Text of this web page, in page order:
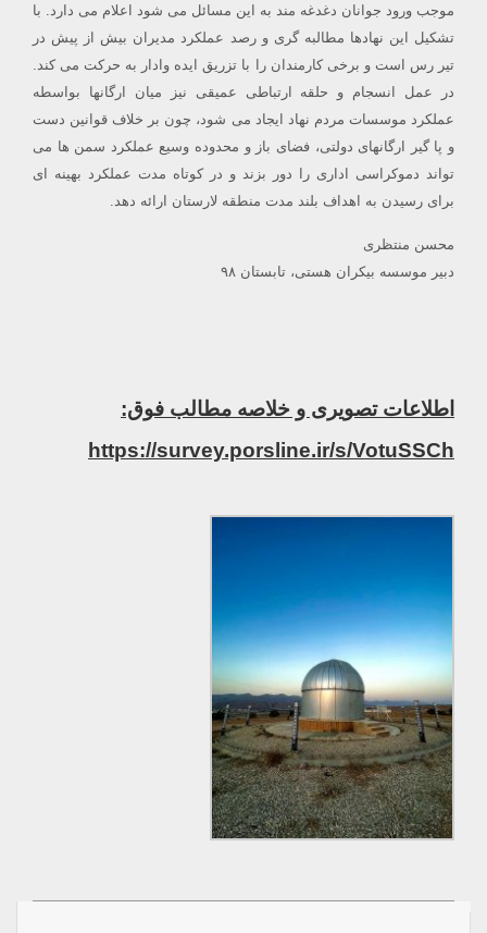
موجب ورود جوانان دغدغه مند به این مسائل می شود اعلام می دارد. با
تشکیل این نهادها مطالبه گری و رصد عملکرد مدیران بیش از پیش در
تیر رس است و برخی کارمندان را با تزریق ایده وادار به حرکت می کند.
در عمل انسجام و حلقه ارتباطی عمیقی نیز میان ارگانها بواسطه
عملکرد موسسات مردم نهاد ایجاد می شود، چون بر خلاف قوانین دست
و پا گیر ارگانهای دولتی، فضای باز و محدوده وسیع عملکرد سمن ها می
تواند دموکراسی اداری را دور بزند و در کوتاه مدت عملکرد بهینه ای
برای رسیدن به اهداف بلند مدت منطقه لارستان ارائه دهد.
محسن منتظری
دبیر موسسه بیکران هستی، تابستان ۹۸
اطلاعات تصویری و خلاصه مطالب فوق:
https://survey.porsline.ir/s/VotuSSCh